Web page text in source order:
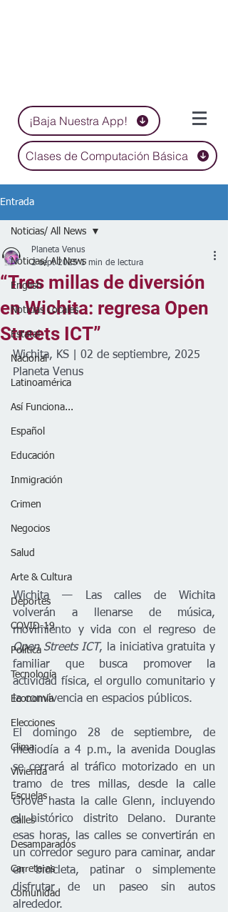
¡Baja Nuestra App!
Clases de Computación Básica
Entrada
Noticias/ All News
English
Noticias Locales
Estatal
Nacional
Latinoamérica
Así Funciona...
Español
Educación
Inmigración
Crimen
Negocios
Salud
Arte & Cultura
Deportes
COVID-19
Política
Tecnología
Economía
Elecciones
Clima
Vivienda
Escuelas
Calles
Desamparados
Carreteras
Comunidad
Noticias/ All News
“Tres millas de diversión
en Wichita: regresa Open
Streets ICT”
Planeta Venus
2 sept 2025 1 min de lectura
Wichita, KS | 02 de septiembre, 2025
Planeta Venus
Wichita — Las calles de Wichita
volverán a llenarse de música,
Open Streets ICT, la iniciativa gratuita y
familiar que busca promover la
actividad física, el orgullo comunitario y
la convivencia en espacios públicos.
El domingo 28 de septiembre, de
mediodía a 4 p.m., la avenida Douglas
se cerrará al tráfico motorizado en un
tramo de tres millas, desde la calle
Grove hasta la calle Glenn, incluyendo
el histórico distrito Delano. Durante
esas horas, las calles se convertirán en
un corredor seguro para caminar, andar
en bicicleta, patinar o simplemente
disfrutar de un paseo sin autos
alrededor.